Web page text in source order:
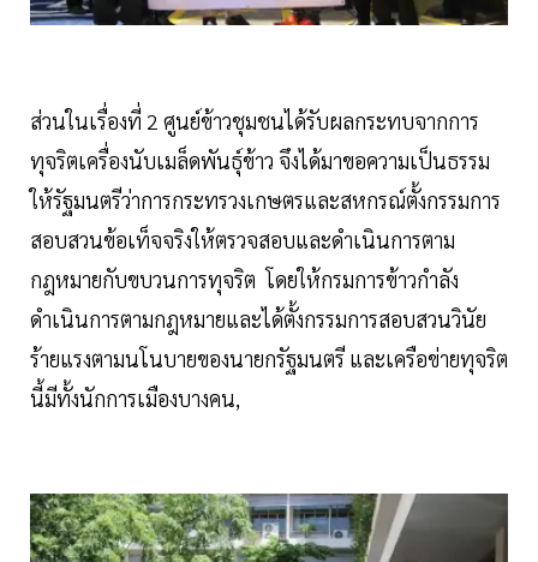
ส่วนในเรื่องที่ 2 ศูนย์ข้าวชุมชนได้รับผลกระทบจากการ
ทุจริตเครื่องนับเมล็ดพันธุ์ข้าว จึงได้มาขอความเป็นธรรม
ให้รัฐมนตรีว่าการกระทรวงเกษตรและสหกรณ์ตั้งกรรมการ
สอบสวนข้อเท็จจริงให้ตรวจสอบและดำเนินการตาม
กฎหมายกับขบวนการทุจริต โดยให้กรมการข้าวกำลัง
ดำเนินการตามกฎหมายและได้ตั้งกรรมการสอบสวนวินัย
ร้ายแรงตามนโนบายของนายกรัฐมนตรี และเครือข่ายทุจริต
นี้มีทั้งนักการเมืองบางคน,